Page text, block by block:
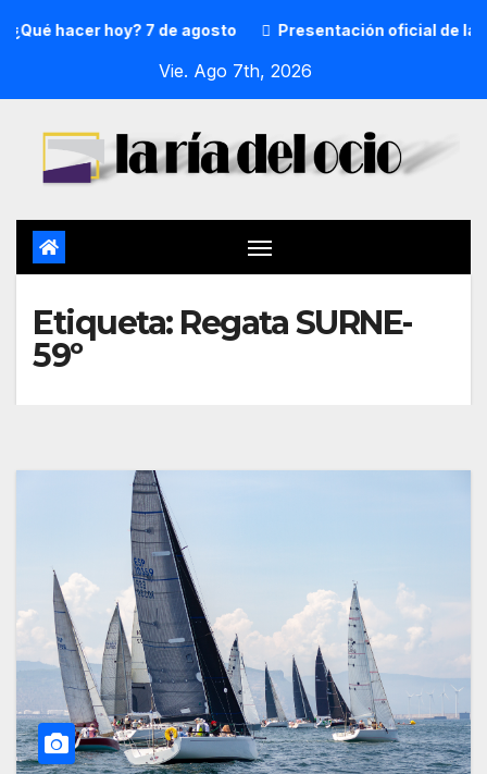
hacer hoy? 7 de agosto Presentación oficial de la
Vie. Ago 7th, 2026
Etiqueta: Regata SURNE-
59º